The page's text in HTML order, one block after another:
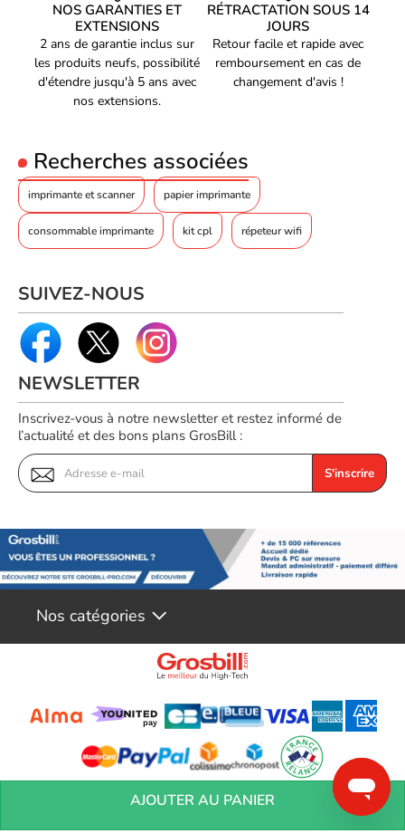
AJOUTER AU PANIER
NOS GARANTIES ET
EXTENSIONS
2 ans de garantie inclus sur
les produits neufs, possibilité
d'étendre jusqu'à 5 ans avec
nos extensions.
RÉTRACTATION SOUS 14
JOURS
Retour facile et rapide avec
remboursement en cas de
changement d'avis !
Recherches associées
imprimante et scanner papier imprimante
consommable imprimante kit cpl répeteur wifi
SUIVEZ-NOUS
NEWSLETTER
Inscrivez-vous à notre newsletter et restez informé de
l’actualité et des bons plans GrosBill :
S'inscrire
Nos catégories
Conditions générales de réservation Conditions générales de vente
Mentions
Vos informations personnelles Préférences Cookies
Aide &